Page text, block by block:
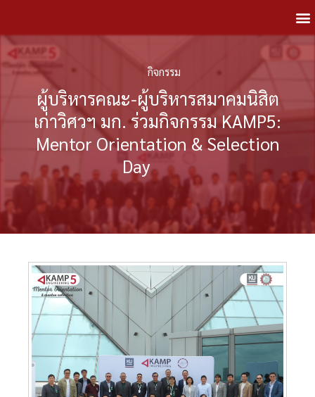
กิจกรรม
ผู้บริหารคณะ-ผู้บริหารสมาคมนิสิต
เก่าวิศวฯ มก. ร่วมกิจกรรม KAMP5:
Mentor Orientation & Selection
Day